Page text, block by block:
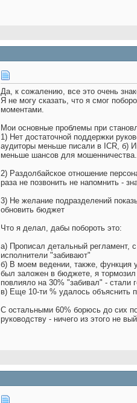
Да, к сожалению, все это очень
Я не могу сказать, что я смог
моментами.
Мои основные проблемы при
1) Нет достаточной поддержки
аудиторы меньше писали в ICR, б)
меньше шансов для мошенничества.
2) Раздолбайское отношение
раза не позвонить не напомнить -
3) Не желание подразделений
обновить бюджет
Что я делал, дабы побороть это:
а) Прописал детальный регламент,
исполнители "забивают"
б) В моем ведении, также, функция
был заложен в бюджете, я тормозил
повлияло на 30% "забивал" - стали
в) Еще 10-ти % удалось объяснить
С остальными 60% борюсь до сих
руководству - ничего из этого не